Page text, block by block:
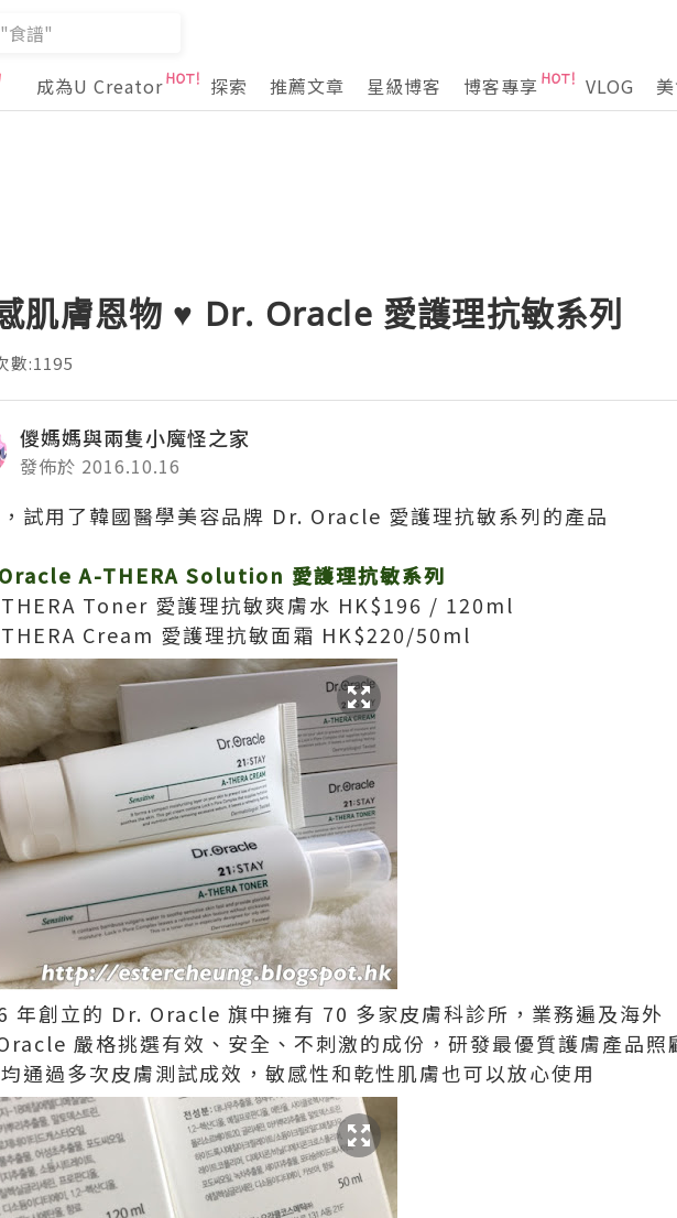
成為U Creator 探索 推薦文章 星級博客 博客專享 VLOG
肌膚恩物 ♥ Dr. Oracle 愛護理抗敏系列
數:1195
儍媽媽與兩隻小魔怪之家
發佈於 2016.10.16
試用了韓國醫學美容品牌 Dr. Oracle 愛護理抗敏系列的產品
A-THERA Solution 愛護理抗敏系列
THERA Toner 愛護理抗敏爽膚水 HK$196 / 120ml
THERA Cream 愛護理抗敏面霜 HK$220/50ml
年創立的 Dr. Oracle 旗中擁有 70 多家皮膚科診所，業務遍及海外
嚴格挑選有效、安全、不刺激的成份，研發最優質護膚產品照
通過多次皮膚測試成效，敏感性和乾性肌膚也可以放心使用